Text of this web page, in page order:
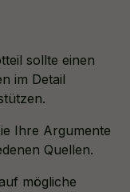
sollte einen
im Detail
Ihre Argumente
Quellen.
mögliche